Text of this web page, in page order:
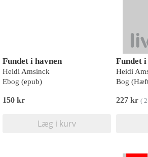
Fundet i havnen
Heidi Amsinck
Ebog (epub)
150 kr
Læg i kurv
Fundet
Heidi
Bog
227 kr (